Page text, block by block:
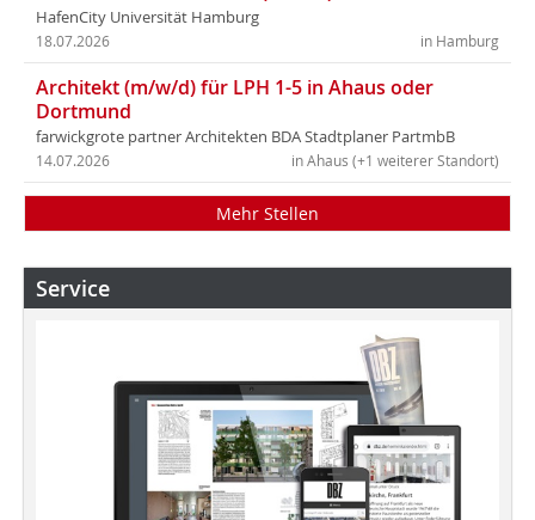
HafenCity Universität Hamburg
in Hamburg
18.07.2026
Architekt (m/w/d) für LPH 1-5 in Ahaus oder
Dortmund
farwickgrote partner Architekten BDA Stadtplaner PartmbB
in Ahaus (+1 weiterer Standort)
14.07.2026
Mehr Stellen
Service